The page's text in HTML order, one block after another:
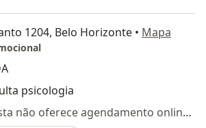
1204, Belo Horizonte • Mapa
psicologia
Esse especialista não oferece agendamento online para esse endereço.